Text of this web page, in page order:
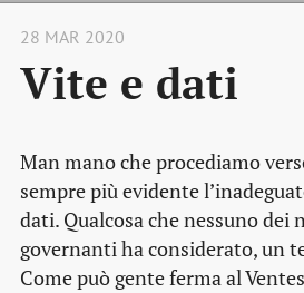
28 MAR 2020
Vite e dati
Man mano che procediamo
sempre più evidente
dati. Qualcosa che nessuno
governanti ha considerato, un
Come può gente ferma al